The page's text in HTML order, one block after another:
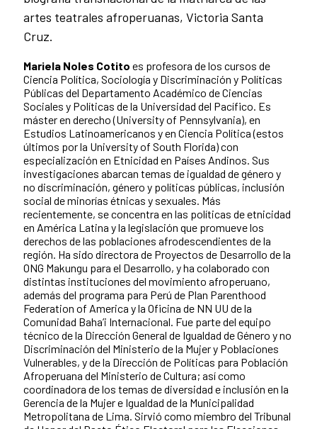
artes teatrales afroperuanas, Victoria Santa
Cruz.
Mariela Noles Cotito es profesora de los cursos de
Ciencia Política, Sociología y Discriminación y Políticas
Públicas del Departamento Académico de Ciencias
Sociales y Políticas de la Universidad del Pacífico. Es
máster en derecho (University of Pennsylvania), en
Estudios Latinoamericanos y en Ciencia Política (estos
últimos por la University of South Florida) con
especialización en Etnicidad en Países Andinos. Sus
investigaciones abarcan temas de igualdad de género y
no discriminación, género y políticas públicas, inclusión
social de minorías étnicas y sexuales. Más
recientemente, se concentra en las políticas de etnicidad
en América Latina y la legislación que promueve los
derechos de las poblaciones afrodescendientes de la
región. Ha sido directora de Proyectos de Desarrollo de la
ONG Makungu para el Desarrollo, y ha colaborado con
distintas instituciones del movimiento afroperuano,
además del programa para Perú de Plan Parenthood
Federation of America y la Oficina de NN UU de la
Comunidad Baha’i Internacional. Fue parte del equipo
técnico de la Dirección General de Igualdad de Género y no
Discriminación del Ministerio de la Mujer y Poblaciones
Vulnerables, y de la Dirección de Políticas para Población
Afroperuana del Ministerio de Cultura; así como
coordinadora de los temas de diversidad e inclusión en la
Gerencia de la Mujer e Igualdad de la Municipalidad
Metropolitana de Lima. Sirvió como miembro del Tribunal